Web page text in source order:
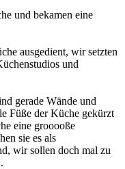
und bekamen eine
ausgedient, wir setzten
und
gerade Wände und
Füße der Küche gekürzt
eine grooooße
sie es als
wir sollen doch mal zu